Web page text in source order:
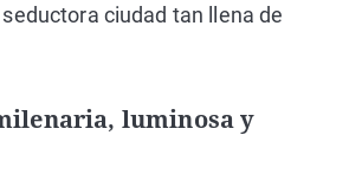
ciudad tan llena de
luminosa y